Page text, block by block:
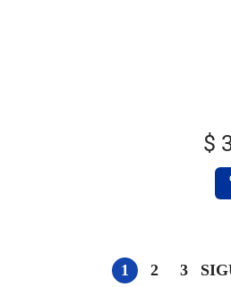
$
1 2 3